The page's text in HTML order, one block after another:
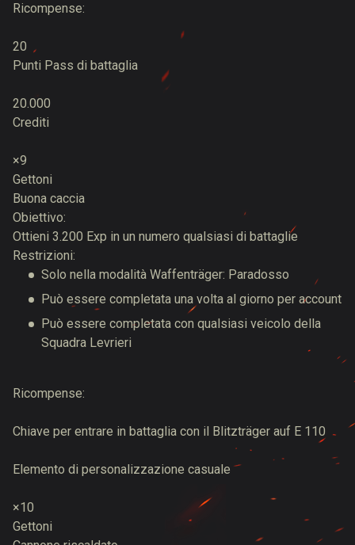
Ricompense:
20
Punti Pass di battaglia
20.000
Crediti
×9
Gettoni
Buona caccia
Obiettivo:
Ottieni 3.200 Exp in un numero qualsiasi di battaglie
Restrizioni:
Solo nella modalità Waffenträger: Paradosso
Può essere completata una volta al giorno per account
Può essere completata con qualsiasi veicolo della
Squadra Levrieri
Ricompense:
Chiave per entrare in battaglia con il Blitzträger auf E 110
Elemento di personalizzazione casuale
×10
Gettoni